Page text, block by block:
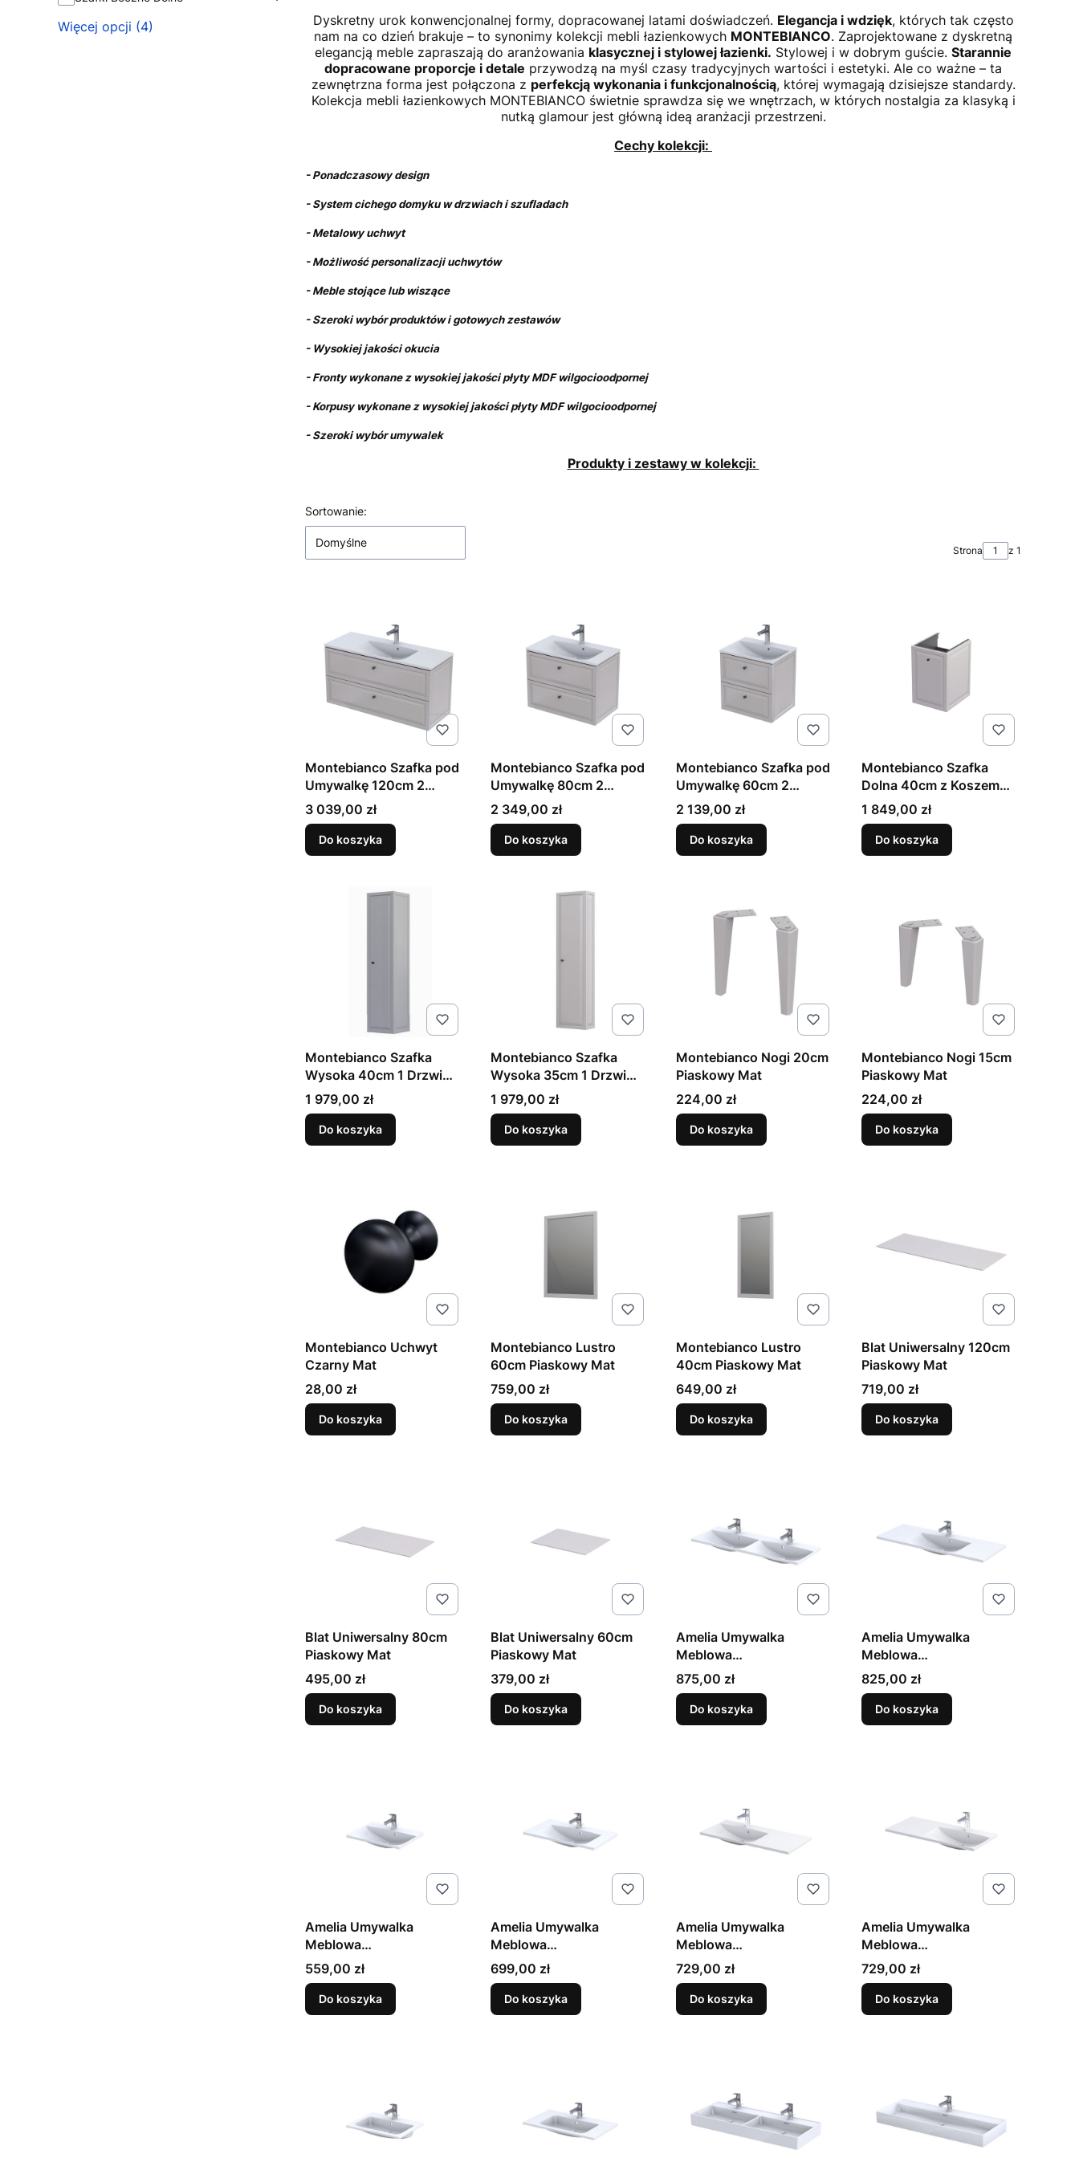
Więcej opcji (4) Dyskretny urok konwencjonalnej formy, dopracowanej latami doświadczeń. Elegancja i wdzięk, których tak często
nam na co dzień brakuje – to synonimy kolekcji mebli łazienkowych MONTEBIANCO. Zaprojektowane z dyskretną
elegancją meble zapraszają do aranżowania klasycznej i stylowej łazienki. Stylowej i w dobrym guście. Starannie
dopracowane proporcje i detale przywodzą na myśl czasy tradycyjnych wartości i estetyki. Ale co ważne – ta
zewnętrzna forma jest połączona z perfekcją wykonania i funkcjonalnością, której wymagają dzisiejsze standardy.
Kolekcja mebli łazienkowych MONTEBIANCO świetnie sprawdza się we wnętrzach, w których nostalgia za klasyką i
nutką glamour jest główną ideą aranżacji przestrzeni.
Cechy kolekcji:
- Ponadczasowy design
- System cichego domyku w drzwiach i szufladach
- Metalowy uchwyt
- Możliwość personalizacji uchwytów
- Meble stojące lub wiszące
- Szeroki wybór produktów i gotowych zestawów
- Wysokiej jakości okucia
- Fronty wykonane z wysokiej jakości płyty MDF wilgocioodpornej
- Korpusy wykonanez wysokiej jakości płyty MDF wilgocioodpornej
- Szeroki wybór umywalek
Produkty i zestawy w kolekcji:
Lista produktów
Sortowanie:
Domyślne
Strona z 1
Montebianco Szafka pod
Umywalkę 120cm 2
Szuflady Piaskowy Mat
Cena
3 039,00 zł
Do koszyka
Montebianco Szafka pod
Umywalkę 80cm 2
Szuflady Piaskowy Mat
Cena
2 349,00 zł
Do koszyka
Montebianco Szafka pod
Umywalkę 60cm 2
Szuflady Piaskowy Mat
Cena
2 139,00 zł
Do koszyka
Montebianco Szafka
Dolna 40cm z Koszem
Piaskowy Mat
Cena
1 849,00 zł
Do koszyka
Montebianco Szafka
Wysoka 40cm 1 Drzwi
Piaskowy Mat
Cena
1 979,00 zł
Do koszyka
Montebianco Szafka
Wysoka 35cm 1 Drzwi
Piaskowy Mat
Cena
1 979,00 zł
Do koszyka
Montebianco Nogi 20cm
Piaskowy Mat
Cena
224,00 zł
Do koszyka
Montebianco Nogi 15cm
Piaskowy Mat
Cena
224,00 zł
Do koszyka
Montebianco Uchwyt
Czarny Mat
Cena
28,00 zł
Do koszyka
Montebianco Lustro
60cm Piaskowy Mat
Cena
759,00 zł
Do koszyka
Montebianco Lustro
40cm Piaskowy Mat
Cena
649,00 zł
Do koszyka
Blat Uniwersalny 120cm
Piaskowy Mat
Cena
719,00 zł
Do koszyka
Blat Uniwersalny 80cm
Piaskowy Mat
Cena
495,00 zł
Do koszyka
Blat Uniwersalny 60cm
Piaskowy Mat
Cena
379,00 zł
Do koszyka
Amelia Umywalka
Meblowa
Konglomeratowa 120cm
Podwójna Biała
Cena
875,00 zł
Do koszyka
Amelia Umywalka
Meblowa
Konglomeratowa 120cm
Pojedyncza Biała
Cena
825,00 zł
Do koszyka
Amelia Umywalka
Meblowa
Konglomeratowa 60cm
Biała
Cena
559,00 zł
Do koszyka
Amelia Umywalka
Meblowa
Konglomeratowa 80cm
Biała
Cena
699,00 zł
Do koszyka
Amelia Umywalka
Meblowa
Konglomeratowa Lewa
100cm Biała
Cena
729,00 zł
Do koszyka
Amelia Umywalka
Meblowa
Konglomeratowa Prawa
100cm Biała
Cena
729,00 zł
Do koszyka